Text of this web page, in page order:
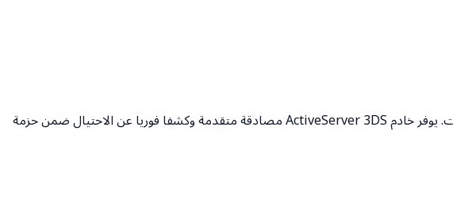
موثوق به من قبل تجار التجزئة عبر الإنترنت لفعاليته في منع الاحتيال، وتحسين الإيرادات، وتقليل الرفض الخاطئ للمعاملات. يوفر خادم ActiveServer 3DS مصادقة متقدمة وكشفا فوريا عن الاحتيال ضمن حزمة